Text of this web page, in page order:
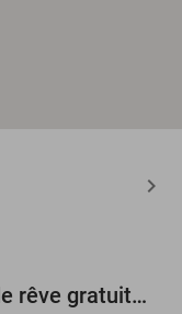
Tentez de gagner un voyage de rêve gratuit d'une valeur de 3.000 € !